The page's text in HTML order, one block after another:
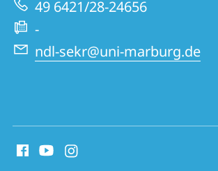
Website
49 6421/28-24656
-
ndl-sekr@uni-marburg.de
Media